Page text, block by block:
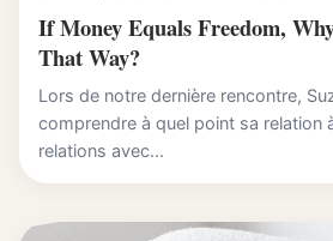
If Money Equals Freedom,
That Way?
Lors de notre dernière rencontre,
comprendre à quel point sa relation
relations avec...